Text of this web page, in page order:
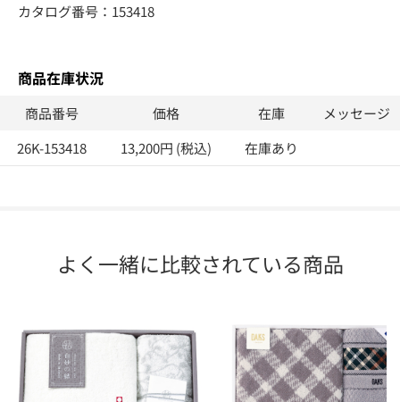
カタログ番号：153418
商品在庫状況
商品番号 価格 在庫
メッセージ
26K-153418
13,200円 (税込) 在庫あり
よく一緒に比較されている商品